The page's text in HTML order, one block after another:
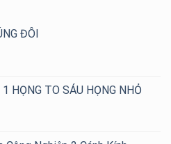
ĐÔI
1 HỌNG TO SÁU HỌNG NHỎ